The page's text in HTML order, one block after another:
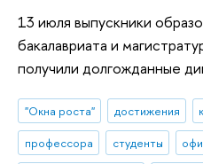
13 июля выпускники
бакалавриата и
получили долгожданные
"Окна роста" достижения
профессора
студенты